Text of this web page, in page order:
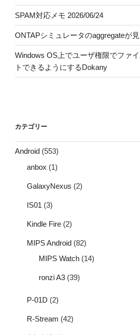
SPAM対応メモ 2026/06/24
ONTAPシミュレータのaggregateが
Windows OS上でユーザ権限でファ
トできるようにするDokany
カテゴリー
Android (553)
anbox (1)
GalaxyNexus (2)
IS01 (3)
Kindle Fire (2)
MIPS Android (82)
MIPS Watch (14)
ronzi A3 (39)
P-01D (2)
R-Stream (42)